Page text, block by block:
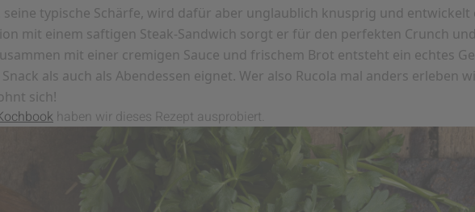
typische Schärfe, wird dafür aber unglaublich knusprig und entwickelt
mit einem saftigen Steak-Sandwich sorgt er für den perfekten Crunch
mit einer cremigen Sauce und frischem Brot entsteht ein echtes
als auch als Abendessen eignet. Wer also Rucola mal anders erleben
sich!
haben wir dieses Rezept ausprobiert.